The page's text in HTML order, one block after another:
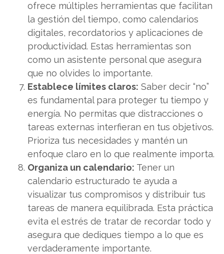
ofrece múltiples herramientas que facilitan
la gestión del tiempo, como calendarios
digitales, recordatorios y aplicaciones de
productividad. Estas herramientas son
como un asistente personal que asegura
que no olvides lo importante.
Establece límites claros: Saber decir “no”
es fundamental para proteger tu tiempo y
energía. No permitas que distracciones o
tareas externas interfieran en tus objetivos.
Prioriza tus necesidades y mantén un
enfoque claro en lo que realmente importa.
Organiza un calendario: Tener un
calendario estructurado te ayuda a
visualizar tus compromisos y distribuir tus
tareas de manera equilibrada. Esta práctica
evita el estrés de tratar de recordar todo y
asegura que dediques tiempo a lo que es
verdaderamente importante.